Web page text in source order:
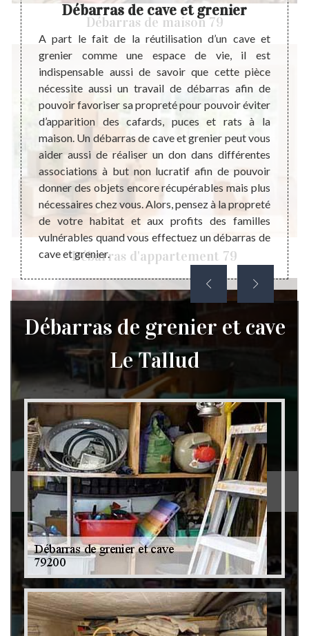
Débarras de maison 79
Débarras d'appartement 79
Débarras de grenier et cave 79
le
une
à
le
peut
les
Débarras de cave et grenier
A part le fait de la réutilisation d’un cave et
grenier comme une espace de vie, il est
indispensable aussi de savoir que cette pièce
nécessite aussi un travail de débarras afin de
pouvoir favoriser sa propreté pour pouvoir éviter
d’apparition des cafards, puces et rats à la
maison. Un débarras de cave et grenier peut vous
aider aussi de réaliser un don dans différentes
associations à but non lucratif afin de pouvoir
donner des objets encore récupérables mais plus
nécessaires chez vous. Alors, pensez à la propreté
de votre habitat et aux profits des familles
vulnérables quand vous effectuez un débarras de
cave et grenier.
En
du
le
du
la
Débarras de grenier et cave
Le Tallud